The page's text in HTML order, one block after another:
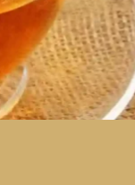
amis à